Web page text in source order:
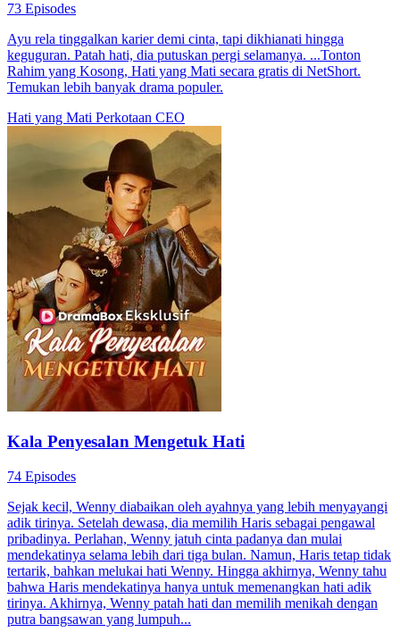
73 Episodes
Ayu rela tinggalkan karier demi cinta, tapi dikhianati hingga
keguguran. Patah hati, dia putuskan pergi selamanya. ...Tonton
Rahim yang Kosong, Hati yang Mati secara gratis di NetShort.
Temukan lebih banyak drama populer.
Hati yang Mati Perkotaan CEO
Kala Penyesalan Mengetuk Hati
74 Episodes
Sejak kecil, Wenny diabaikan oleh ayahnya yang lebih menyayangi
adik tirinya. Setelah dewasa, dia memilih Haris sebagai pengawal
pribadinya. Perlahan, Wenny jatuh cinta padanya dan mulai
mendekatinya selama lebih dari tiga bulan. Namun, Haris tetap tidak
tertarik, bahkan melukai hati Wenny. Hingga akhirnya, Wenny tahu
bahwa Haris mendekatinya hanya untuk memenangkan hati adik
tirinya. Akhirnya, Wenny patah hati dan memilih menikah dengan
putra bangsawan yang lumpuh...